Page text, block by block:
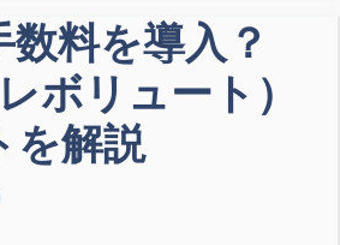
料を導入？
ボリュート）
を解説